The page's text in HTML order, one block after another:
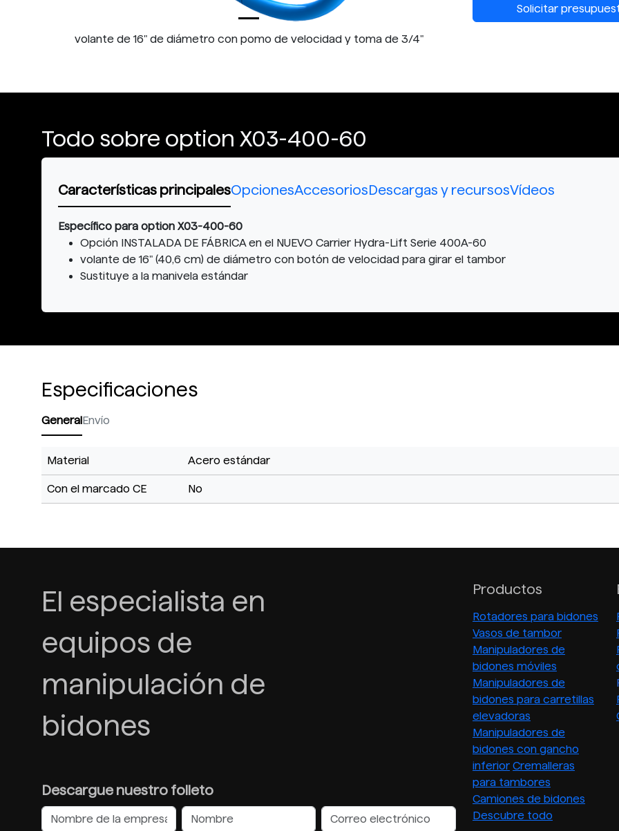
volante de 16" de diámetro con pomo de velocidad y toma de 3/4"
Solicitar
Todo sobre option X03-400-60
Características principalesOpcionesAccesoriosDescargas y recursosVídeos
Específico para option X03-400-60
Opción INSTALADA DE FÁBRICA en el NUEVO Carrier Hydra-Lift Serie 400A-60
volante de 16" (40,6 cm) de diámetro con botón de velocidad para girar el tambor
Sustituye a la manivela estándar
Especificaciones
GeneralEnvío
Material Acero estándar
Con el marcado CE No
El especialista en
equipos de
manipulación de
bidones
Descargue nuestro folleto
Productos
Rotadores para bidones
Vasos de tambor
Manipuladores de
bidones móviles
Manipuladores de
bidones para carretillas
elevadoras
Manipuladores de
bidones con gancho
inferior Cremalleras
para tambores
Camiones de bidones
Descubre todo